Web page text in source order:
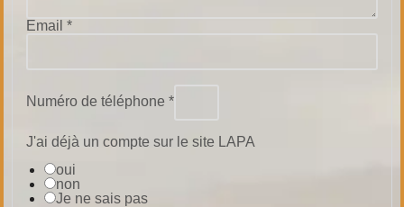
Email *
Numéro de téléphone *
J'ai déjà un compte sur le site LAPA
oui
non
Je ne sais pas